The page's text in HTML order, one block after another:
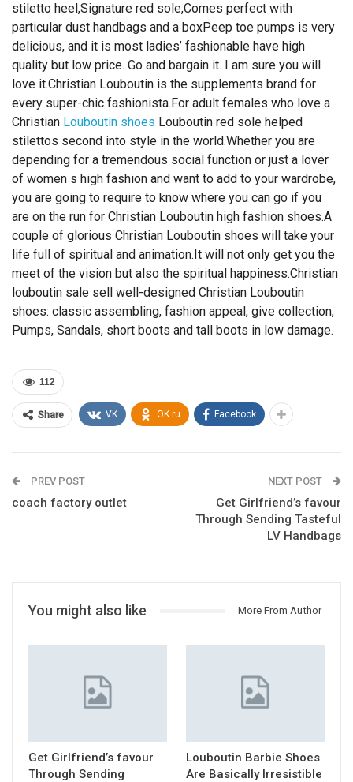
stiletto heel,Signature red sole,Comes perfect with
particular dust handbags and a boxPeep toe pumps is very
delicious, and it is most ladies’ fashionable have high
quality but low price. Go and bargain it. I am sure you will
love it.Christian Louboutin is the supplements brand for
every super-chic fashionista.For adult females who love a
Christian Louboutin shoes Louboutin red sole helped
stilettos second into style in the world.Whether you are
depending for a tremendous social function or just a lover
of women s high fashion and want to add to your wardrobe,
you are going to require to know where you can go if you
are on the run for Christian Louboutin high fashion shoes.A
couple of glorious Christian Louboutin shoes will take your
life full of spiritual and animation.It will not only get you the
meet of the vision but also the spiritual happiness.Christian
louboutin sale sell well-designed Christian Louboutin
shoes: classic assembling, fashion appeal, give collection,
Pumps, Sandals, short boots and tall boots in low damage.
112
Share VK OK.ru Facebook
PREV POST
coach factory outlet
NEXT POST
Get Girlfriend’s favour
Through Sending Tasteful
LV Handbags
You might also like More From Author
Get Girlfriend’s favour
Through Sending
Louboutin Barbie Shoes
Are Basically Irresistible